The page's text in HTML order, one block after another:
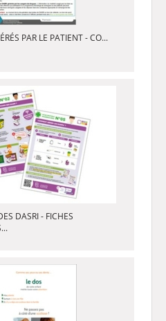
PAR LE PATIENT - CO...
DASRI - FICHES